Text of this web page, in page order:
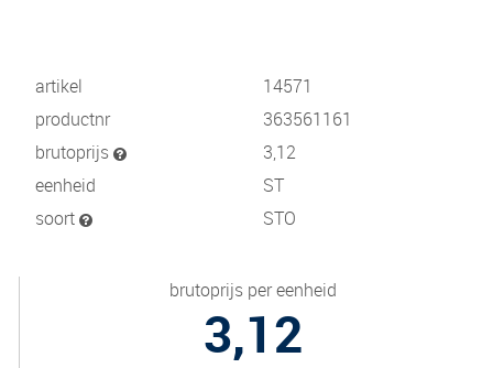
artikel
14571
productnr
363561161
brutoprijs
3,12
eenheid
ST
soort
STO
brutoprijs per eenheid
3,12